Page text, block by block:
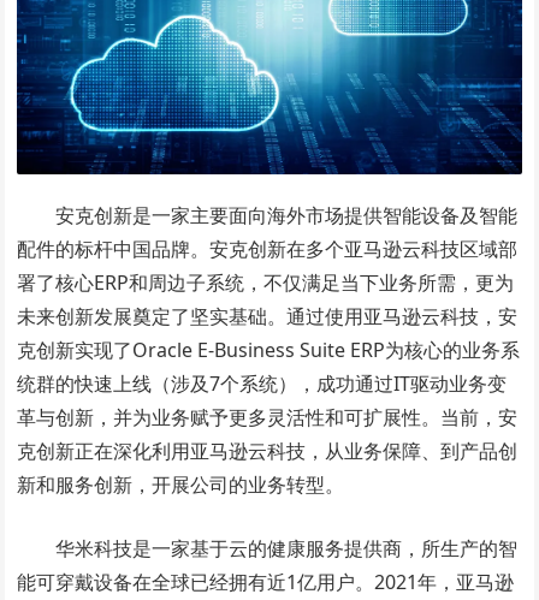
安克创新是一家主要面向海外市场提供智能设备及智能
配件的标杆中国品牌。安克创新在多个亚马逊云科技区域部
署了核心ERP和周边子系统，不仅满足当下业务所需，更为
未来创新发展奠定了坚实基础。通过使用亚马逊云科技，安
克创新实现了Oracle E-Business Suite ERP为核心的业务系
统群的快速上线（涉及7个系统），成功通过IT驱动业务变
革与创新，并为业务赋予更多灵活性和可扩展性。当前，安
克创新正在深化利用亚马逊云科技，从业务保障、到产品创
新和服务创新，开展公司的业务转型。
华米科技是一家基于云的健康服务提供商，所生产的智
能可穿戴设备在全球已经拥有近1亿用户。2021年，亚马逊